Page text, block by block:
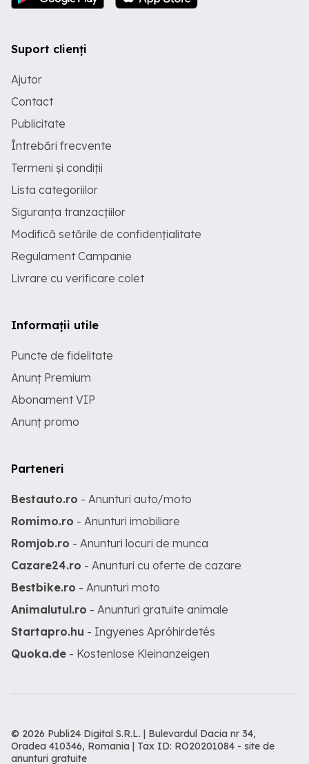
Suport clienți
Ajutor
Contact
Publicitate
Întrebări frecvente
Termeni și condiții
Lista categoriilor
Siguranța tranzacțiilor
Modifică setările de confidențialitate
Regulament Campanie
Livrare cu verificare colet
Informații utile
Puncte de fidelitate
Anunț Premium
Abonament VIP
Anunț promo
Parteneri
Bestauto.ro - Anunturi auto/moto
Romimo.ro - Anunturi imobiliare
Romjob.ro - Anunturi locuri de munca
Cazare24.ro - Anunturi cu oferte de cazare
Bestbike.ro - Anunturi moto
Animalutul.ro - Anunturi gratuite animale
Startapro.hu - Ingyenes Apróhirdetés
Quoka.de - Kostenlose Kleinanzeigen
© 2026 Publi24 Digital S.R.L. | Bulevardul Dacia nr 34,
Oradea 410346, Romania | Tax ID: RO20201084 - site de
anunturi gratuite